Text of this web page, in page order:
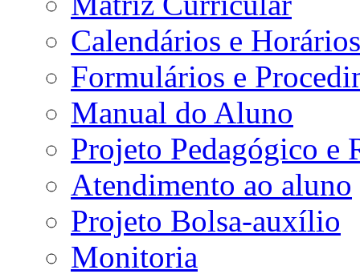
Calendários e Horários
Formulários e
Manual do Aluno
Projeto Pedagógico e
Atendimento ao aluno
Projeto Bolsa-auxílio
Monitoria